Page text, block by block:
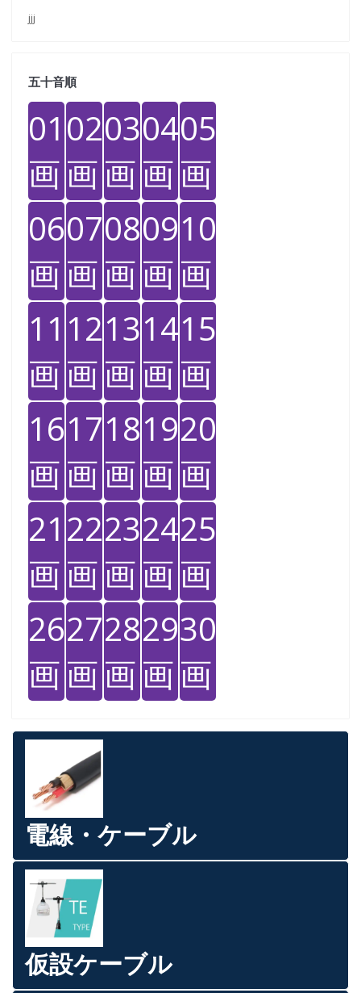
jjj
五十音順
01
画
02
画
03
画
04
画
05
画
06
画
07
画
08
画
09
画
10
画
11
画
12
画
13
画
14
画
15
画
16
画
17
画
18
画
19
画
20
画
21
画
22
画
23
画
24
画
25
画
26
画
27
画
28
画
29
画
30
画
電線・ケーブル
仮設ケーブル